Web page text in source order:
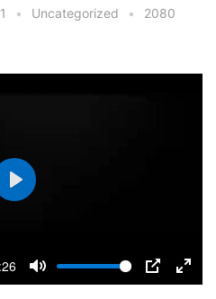
• Uncategorized •
2080
M
P
E
P
y